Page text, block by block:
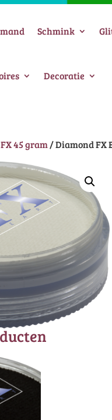
Schmink
Decoratie
45 gram/ Diamond FX